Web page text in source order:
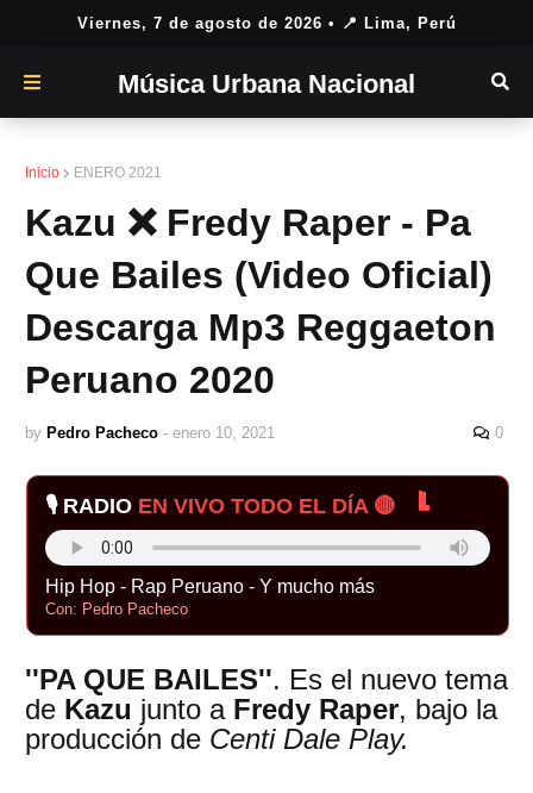
Viernes, 7 de agosto de 2026 • 📍 Lima, Perú
Música Urbana Nacional
Inicio ENERO 2021
Kazu ❌ Fredy Raper - Pa
Que Bailes (Video Oficial)
Descarga Mp3 Reggaeton
Peruano 2020
by Pedro Pacheco - enero 10, 2021 0
🎙️ RADIO EN VIVO TODO EL DÍA 🔴
Hip Hop - Rap Peruano - Y mucho más
Con: Pedro Pacheco
''PA QUE BAILES''. Es el nuevo tema
de Kazu junto a Fredy Raper, bajo la
producción de Centi Dale Play.